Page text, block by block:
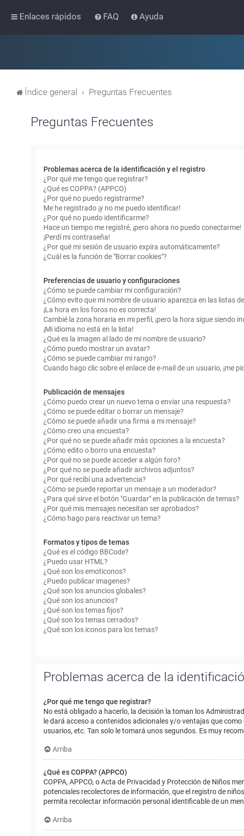
Enlaces rápidos FAQ Ayuda
Índice general Preguntas Frecuentes
Preguntas Frecuentes
Problemas acerca de la identificación y el registro
¿Por qué me tengo que registrar?
¿Qué es COPPA? (APPCO)
¿Por qué no puedo registrarme?
Me he registrado ¡y no me puedo identificar!
¿Por qué no puedo identificarme?
Hace un tiempo me registré, ¡pero ahora no puedo conectarme!
¡Perdí mi contraseña!
¿Por qué mi sesión de usuario expira automáticamente?
¿Cuál es la función de "Borrar cookies"?
Preferencias de usuario y configuraciones
¿Cómo se puede cambiar mi configuración?
¿Cómo evito que mi nombre de usuario aparezca en las listas
¡La hora en los foros no es correcta!
Cambié la zona horaria en mi perfil, ¡pero la hora sigue siendo
¡Mi idioma no está en la lista!
¿Qué es la imagen al lado de mi nombre de usuario?
¿Cómo puedo mostrar un avatar?
¿Cómo se puede cambiar mi rango?
Cuando hago clic sobre el enlace de e-mail de un usuario, ¡me
Publicación de mensajes
¿Cómo puedo crear un nuevo tema o enviar una respuesta?
¿Cómo se puede editar o borrar un mensaje?
¿Cómo se puede añadir una firma a mi mensaje?
¿Cómo creo una encuesta?
¿Por qué no se puede añadir más opciones a la encuesta?
¿Cómo edito o borro una encuesta?
¿Por qué no se puede acceder a algún foro?
¿Por qué no se puede añadir archivos adjuntos?
¿Por qué recibí una advertencia?
¿Cómo se puede reportar un mensaje a un moderador?
¿Para qué sirve el botón "Guardar" en la publicación de temas?
¿Por qué mis mensajes necesitan ser aprobados?
¿Cómo hago para reactivar un tema?
Formatos y tipos de temas
¿Qué es el código BBCode?
¿Puedo usar HTML?
¿Qué son los emoticonos?
¿Puedo publicar imagenes?
¿Qué son los anuncios globales?
¿Qué son los anuncios?
¿Qué son los temas fijos?
¿Qué son los temas cerrados?
¿Qué son los iconos para los temas?
Problemas acerca de la
¿Por qué me tengo que registrar?
No está obligado a hacerlo, la decisión la toman los
le dará acceso a contenidos adicionales y/o ventajas que
usuarios, etc. Tan solo le tomará unos segundos. Es muy
Arriba
¿Qué es COPPA? (APPCO)
COPPA, APPCO, o Acta de Privacidad y Protección de Niños
potenciales recolectores de información, que el registro de
permita recolectar información personal identificable de un
Arriba